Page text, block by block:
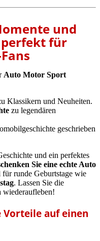
und
perfekt für
Auto Motor Sport
Klassikern und Neuheiten.
zu legendären
geschrieben
und ein perfektes
Sie eine echte Auto
runde Geburtstage wie
. Lassen Sie die
wiederaufleben!
Vorteile auf einen